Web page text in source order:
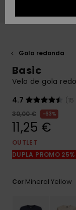
PRESENTE
DESEJO
Gola redonda
Basic
Velo de gola
4.7
30,00 €
63%
11,25 €
OUTLET
DUPLA PROMO 25%
Cor Mineral Yellow